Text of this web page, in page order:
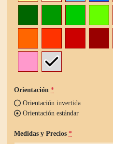
Orientación *
Orientación invertida
Orientación estándar
Medidas y Precios *